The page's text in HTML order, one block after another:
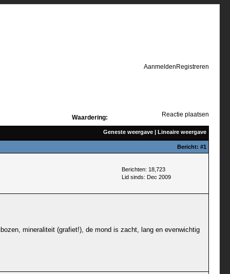
Aanmelden Registreren
Reactie plaatsen
Waardering:
Geneste weergave| Lineaire weergave
Bericht: #1
Berichten: 18,723
Lid sinds: Dec 2009
mineraliteit (grafiet!), de mond is zacht, lang en evenwichtig